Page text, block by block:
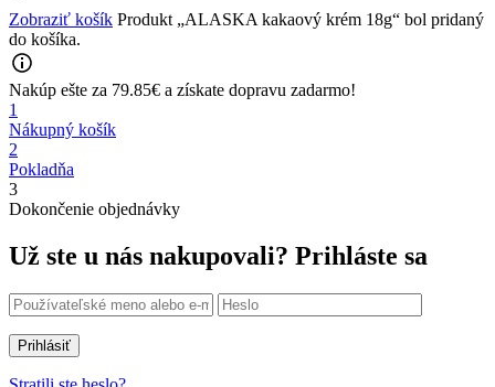
Zobraziť košík Produkt „ALASKA kakaový krém 18g“ bol pridaný
do košíka.
Nakúp ešte za 79.85€ a získate dopravu zadarmo!
1
Nákupný košík
2
Pokladňa
3
Dokončenie objednávky
Už ste u nás nakupovali? Prihláste sa
Prihlásiť